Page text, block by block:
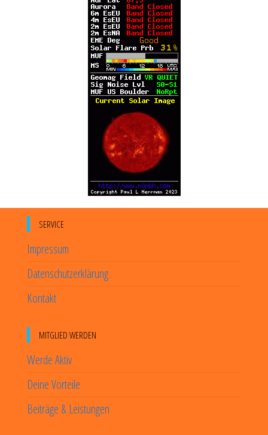
SERVICE
Impressum
Datenschutzerklärung
Kontakt
MITGLIED WERDEN
Werde Aktiv
Deine Vorteile
Beiträge & Leistungen